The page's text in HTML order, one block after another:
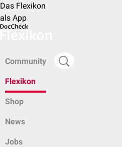
Das Flexikon
als App
Community
Flexikon
Shop
News
Jobs